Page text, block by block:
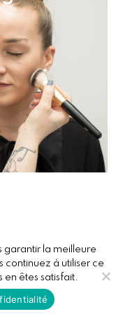
CréationAtelier
générales de
garantir la meilleure
continuez à utiliser ce
en êtes satisfait.